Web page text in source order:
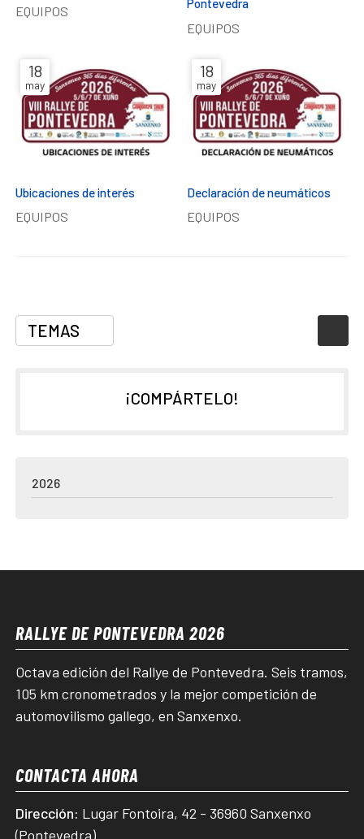
TEMAS
EQUIPOS
Pontevedra
EQUIPOS
18
may
Ubicaciones de interés
EQUIPOS
18
may
Declaración de neumáticos
EQUIPOS
¡COMPÁRTELO!
2026
RALLYE DE PONTEVEDRA 2026
Octava edición del Rallye de Pontevedra. Seis tramos,
105 km cronometrados y la mejor competición de
automovilismo gallego, en Sanxenxo.
CONTACTA AHORA
Dirección: Lugar Fontoira, 42 - 36960 Sanxenxo
(Pontevedra)